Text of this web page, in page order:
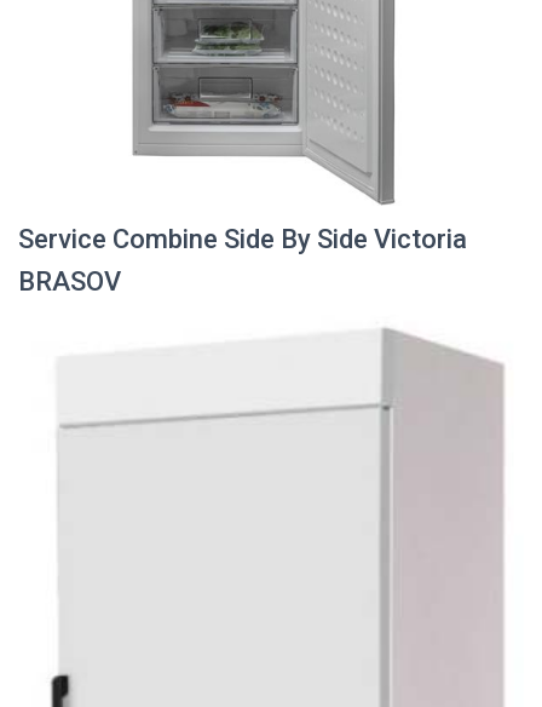
Service Combine Side By Side Victoria
BRASOV